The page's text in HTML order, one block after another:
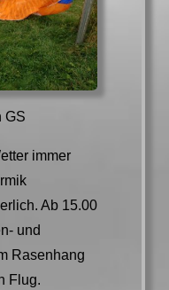
GS
immer
Ab 15.00
und
Rasenhang
Flug.